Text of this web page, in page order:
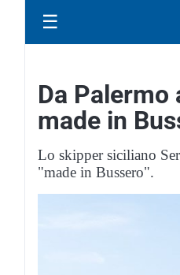
☰
Da Palermo
made in
Lo skipper siciliano
"made in Bussero".